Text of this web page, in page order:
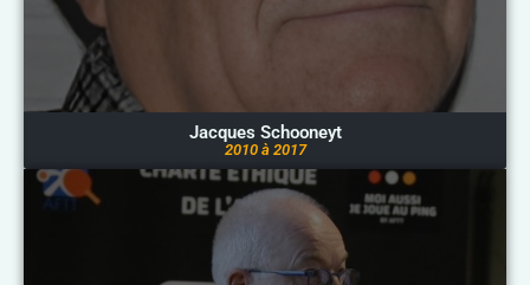
Jacques Schooneyt
2010 à 2017